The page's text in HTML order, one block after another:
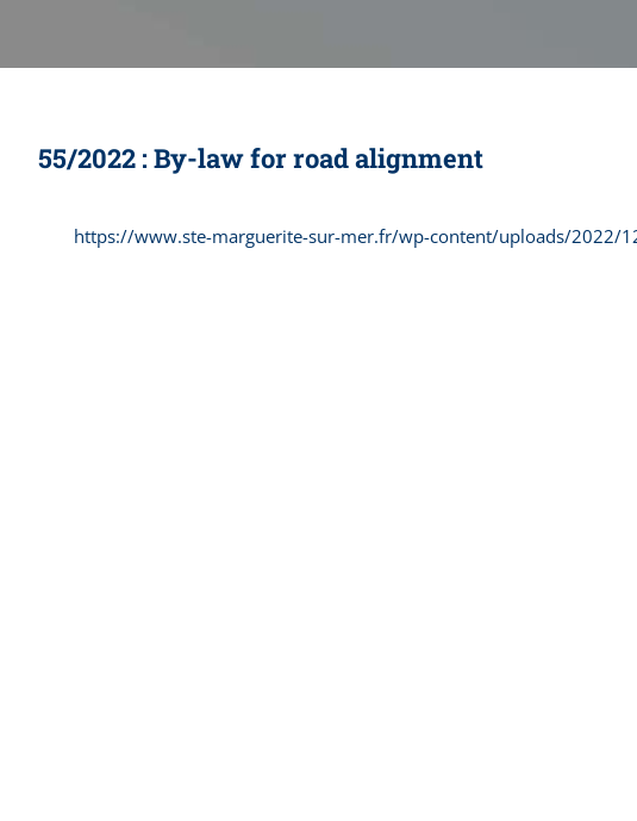
55/2022 : By-law for road alignment
https://www.ste-marguerite-sur-mer.fr/wp-content/uploads/2022/